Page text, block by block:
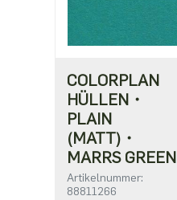
COLORPLAN
HÜLLEN・
PLAIN
(MATT)・
MARRS GREEN
Artikelnummer:
88811266